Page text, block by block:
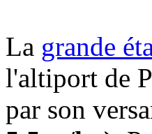
La grande
l'altiport de
par son